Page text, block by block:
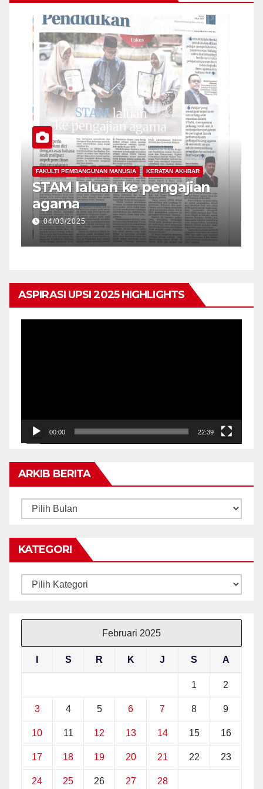
al-
FAKULTI PEMBANGUNAN MANUSIA KERATAN
Bina semangat
dalam diri sejak awal
06/03/2025
ASPIRASI UPSI 2025 HIGHLIGHTS
00:00 22:39
ARKIB BERITA
ARKIB
KATEGORI
Kategori
Februari 2025
S R K J S A
1 2
3 4 5 6 7 8 9
10 11 12 13 14 15 16
17 18 19 20 21 22 23
24 25 26 27 28